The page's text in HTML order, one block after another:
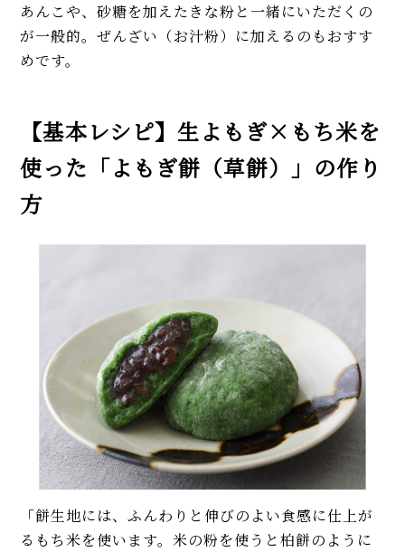
あんこや、砂糖を加えたきな粉と一緒にいただくの
が一般的。ぜんざい（お汁粉）に加えるのもおすす
めです。
【基本レシピ】生よもぎ×もち米を
使った「よもぎ餅（草餅）」の作り
方
「餅生地には、ふんわりと伸びのよい食感に仕上が
るもち米を使います。米の粉を使うと柏餅のように